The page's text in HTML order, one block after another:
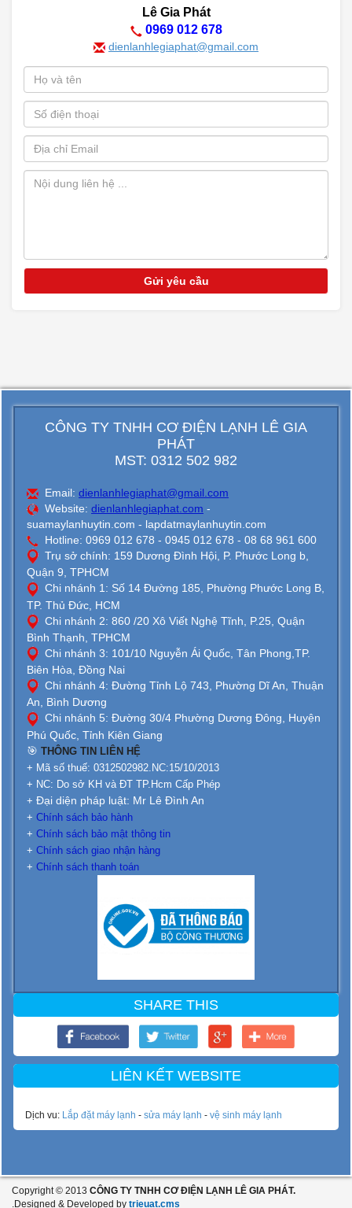
Lê Gia Phát
0969 012 678
dienlanhlegiaphat@gmail.com
CÔNG TY TNHH CƠ ĐIỆN LẠNH LÊ GIA
PHÁT
MST: 0312 502 982
Email: dienlanhlegiaphat@gmail.com
Website: dienlanhlegiaphat.com -
suamaylanhuytin.com - lapdatmaylanhuytin.com
Hotline: 0969 012 678 - 0945 012 678 - 08 68 961 600
Trụ sở chính: 159 Dương Đình Hội, P. Phước Long b,
Quận 9, TPHCM
Chi nhánh 1: Số 14 Đường 185, Phường Phước Long B,
TP. Thủ Đức, HCM
Chi nhánh 2: 860 /20 Xô Viết Nghệ Tĩnh, P.25, Quận
Bình Thạnh, TPHCM
Chi nhánh 3: 101/10 Nguyễn Ái Quốc, Tân Phong,TP.
Biên Hòa, Đồng Nai
Chi nhánh 4: Đường Tỉnh Lộ 743, Phường Dĩ An, Thuận
An, Bình Dương
Chi nhánh 5: Đường 30/4 Phường Dương Đông, Huyện
Phú Quốc, Tỉnh Kiên Giang
🎯 THÔNG TIN LIÊN HỆ
+ Mã số thuế: 0312502982.NC:15/10/2013
+ NC: Do sở KH và ĐT TP.Hcm Cấp Phép
+ Đại diện pháp luật: Mr Lê Đình An
+ Chính sách bảo hành
+ Chính sách bảo mật thông tin
+ Chính sách giao nhận hàng
+ Chính sách thanh toán
SHARE THIS
LIÊN KẾT WEBSITE
Dịch vu: Lắp đặt máy lạnh - sửa máy lạnh - vệ sinh máy lạnh
Copyright © 2013 CÔNG TY TNHH CƠ ĐIỆN LẠNH LÊ GIA PHÁT.
.Designed & Developed by trieuat.cms